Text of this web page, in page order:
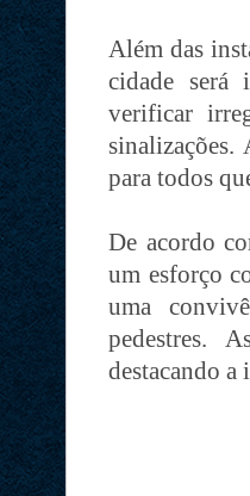
Além das
cidade será
verificar
sinalizações.
para todos
De acordo
um esforço
uma
pedestres.
destacando a